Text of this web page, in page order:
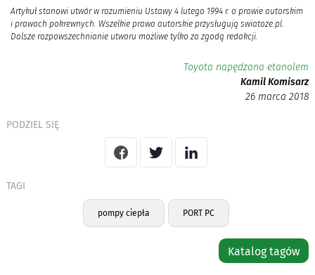
Artykuł stanowi utwór w rozumieniu Ustawy 4 lutego 1994 r. o prawie autorskim
i prawach pokrewnych. Wszelkie prawa autorskie przysługują swiatoze.pl.
Dalsze rozpowszechnianie utworu możliwe tylko za zgodą redakcji.
Toyota napędzana etanolem
Kamil Komisarz
26 marca 2018
PODZIEL SIĘ
TAGI
pompy ciepła PORT PC
Katalog tagów